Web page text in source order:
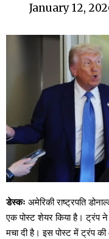
January 12,
डेस्कः अमेरिकी राष्ट्रपति
एक पोस्ट शेयर किया है। ट्रंप
मचा दी है। इस पोस्ट में ट्रंप की